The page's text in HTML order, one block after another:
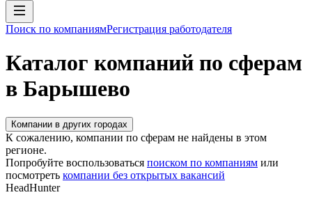
Поиск по компаниямРегистрация работодателя
Каталог компаний по сферам
в Барышево
Компании в других городах
К сожалению, компании по сферам не найдены в этом
регионе.
Попробуйте воспользоваться поиском по компаниям или
посмотреть компании без открытых вакансий
HeadHunter